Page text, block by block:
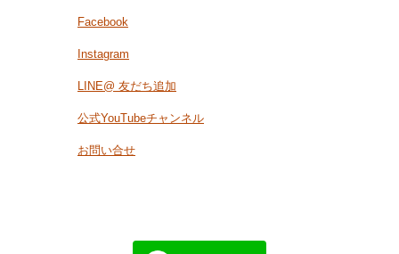
Facebook
Instagram
LINE@ 友だち追加
公式YouTubeチャンネル
お問い合せ